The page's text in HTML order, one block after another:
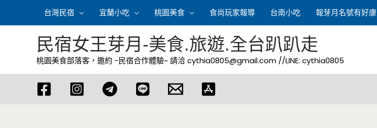
容
台灣民宿 宜蘭小吃 桃園美食 食尚玩家報導 台南小吃 報芽月名號有好康
民宿女王芽月-美食.旅遊.全台趴趴走
桃園美食部落客，邀約 -民宿合作體驗~ 請洽cythia0805@gmail.com //LINE: cythia0805